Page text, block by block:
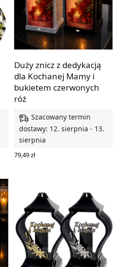
Duży znicz z dedykacją
dla Kochanej Mamy i
bukietem czerwonych
róż
Szacowany termin
dostawy: 12. sierpnia - 13.
sierpnia
79,49zł